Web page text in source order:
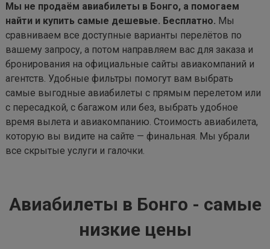
Мы не продаём авиабилеты в Бонго, а помогаем
найти и купить самые дешевые. Бесплатно. Мы
сравниваем все доступные варианты перелётов по
вашему запросу, а потом направляем вас для заказа и
бронирования на официальные сайты авиакомпаний и
агентств. Удобные фильтры помогут вам выбрать
самые выгодные авиабилеты с прямым перелетом или
с пересадкой, с багажом или без, выбрать удобное
время вылета и авиакомпанию. Стоимость авиабилета,
которую вы видите на сайте — финальная. Мы убрали
все скрытые услуги и галочки.
Авиабилеты в Бонго - самые
низкие цены